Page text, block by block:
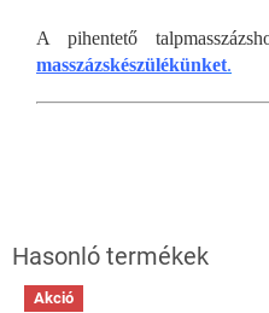
A pihentető
masszázskészülékünket.
Akció